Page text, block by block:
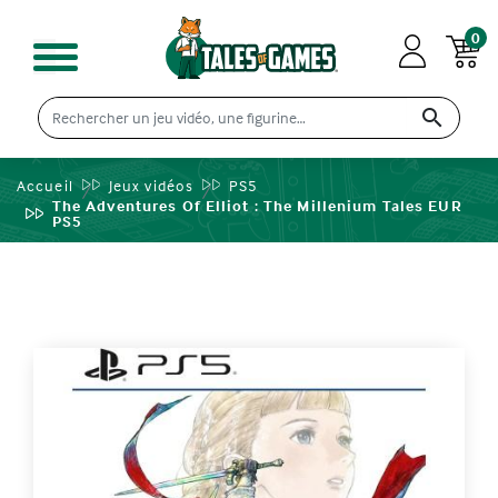

0
Accueil Jeux vidéos
PS5
The Adventures Of Elliot : The Millenium Tales EUR
PS5